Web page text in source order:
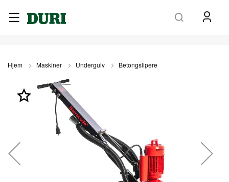
Hjem Maskiner Undergulv Betongslipere
slutten